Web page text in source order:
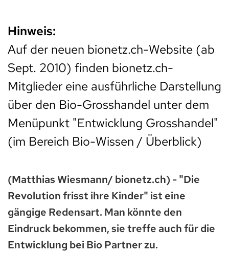
Hinweis:
Auf der neuen bionetz.ch-Website (ab
Sept. 2010) finden bionetz.ch-
Mitglieder eine ausführliche Darstellung
über den Bio-Grosshandel unter dem
Menüpunkt "Entwicklung Grosshandel"
(im Bereich Bio-Wissen / Überblick)
(Matthias Wiesmann/ bionetz.ch) - "Die
Revolution frisst ihre Kinder" ist eine
gängige Redensart. Man könnte den
Eindruck bekommen, sie treffe auch für die
Entwicklung bei Bio Partner zu.